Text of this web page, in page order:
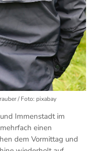
/ Foto: pixabay
und Immenstadt im
einen
dem Vormittag und